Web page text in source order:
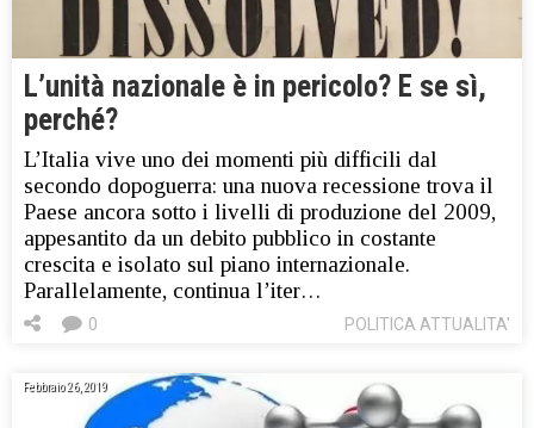
L’unità nazionale è in pericolo? E se sì,
perché?
L’Italia vive uno dei momenti più difficili dal
secondo dopoguerra: una nuova recessione trova il
Paese ancora sotto i livelli di produzione del 2009,
appesantito da un debito pubblico in costante
crescita e isolato sul piano internazionale.
Parallelamente, continua l’iter…
POLITICA ATTUALITA'
0
Febbraio 26, 2019